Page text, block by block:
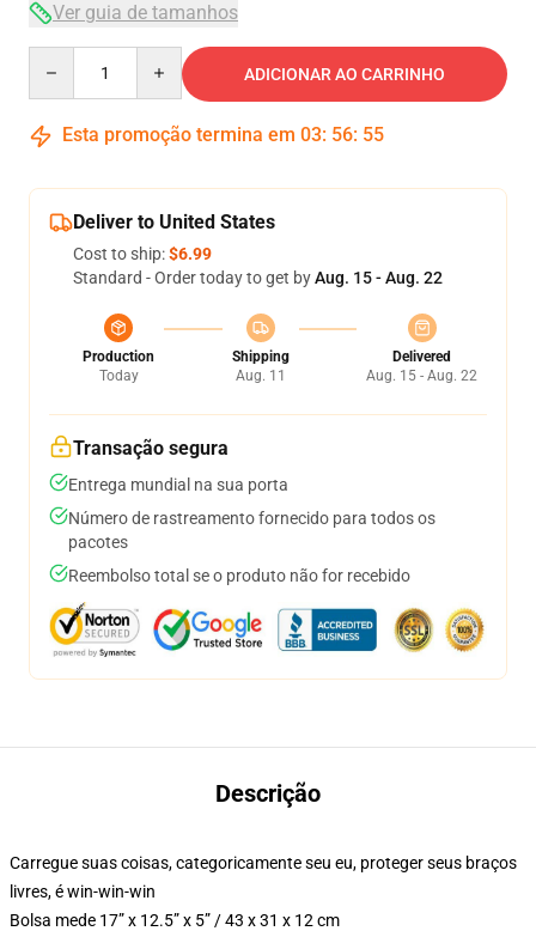
Ver guia de tamanhos
ADICIONAR AO CARRINHO
Esta promoção termina em 03: 56: 54
Deliver to United States
Cost to ship:$6.99
Standard - Order today to get byAug. 15 - Aug. 22
Production
Today
Shipping
Aug. 11
Delivered
Aug. 15 - Aug. 22
Transação segura
Entrega mundial na sua porta
Número de rastreamento fornecido para todos os
pacotes
Reembolso total se o produto não for recebido
Descrição
Carregue suas coisas, categoricamente seu eu, proteger seus braços
livres, é win-win-win
Bolsa mede 17” x 12.5” x 5” / 43 x 31 x 12 cm